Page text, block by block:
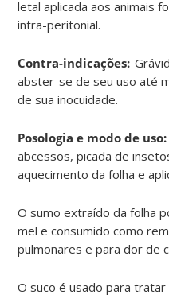
letal aplicada aos animais
intra-peritonial.
Contra-indicações:
abster-se de seu uso até
de sua inocuidade.
Posologia e modo de uso:
abcessos, picada de
aquecimento da folha e
O sumo extraído da folha
mel e consumido como
pulmonares e para dor de
O suco é usado para